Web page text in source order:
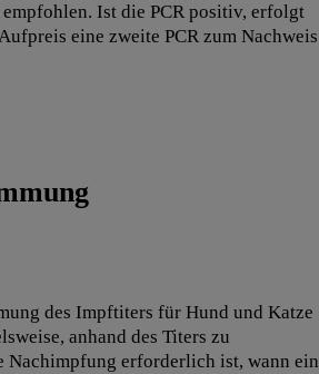
Ist die PCR positiv, erfolgt
eine zweite PCR zum Nachweis
des Impftiters für Hund und Katze
anhand des Titers zu
Nachimpfung erforderlich ist, wann ein